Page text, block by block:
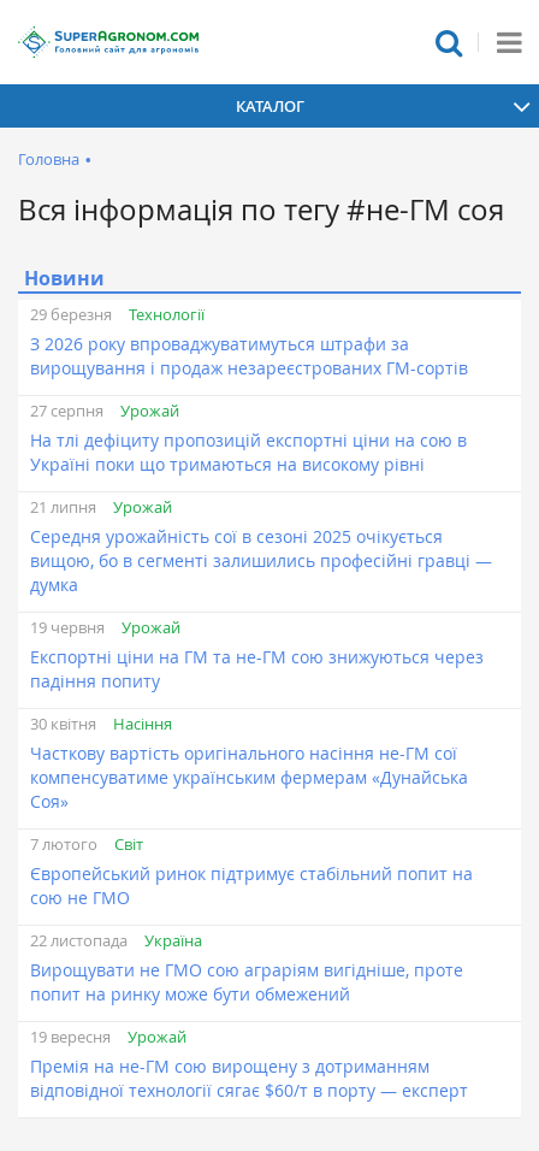
КАТАЛОГ
Головна •
Вся інформація по тегу #не-ГМ соя
Новини
29 березня Технології
З 2026 року впроваджуватимуться штрафи за
вирощування і продаж незареєстрованих ГМ-сортів
27 серпня Урожай
На тлі дефіциту пропозицій експортні ціни на сою в
Україні поки що тримаються на високому рівні
21 липня Урожай
Середня урожайність сої в сезоні 2025 очікується
вищою, бо в сегменті залишились професійні гравці —
думка
19 червня Урожай
Експортні ціни на ГМ та не-ГМ сою знижуються через
падіння попиту
30 квітня Насіння
Часткову вартість оригінального насіння не-ГМ сої
компенсуватиме українським фермерам «Дунайська
Соя»
7 лютого Світ
Європейський ринок підтримує стабільний попит на
сою не ГМО
22 листопада Україна
Вирощувати не ГМО сою аграріям вигідніше, проте
попит на ринку може бути обмежений
19 вересня Урожай
Премія на не-ГМ сою вирощену з дотриманням
відповідної технології сягає $60/т в порту — експерт